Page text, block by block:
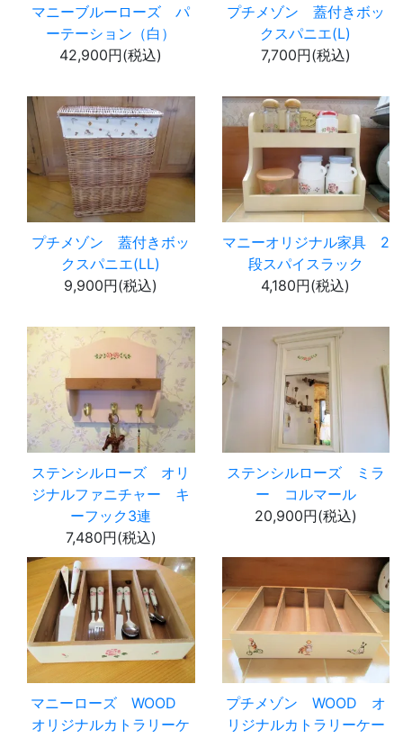
マニーブルーローズ パ
ーテーション（白）
42,900円(税込)
プチメゾン 蓋付きボッ
クスパニエ(L)
7,700円(税込)
プチメゾン 蓋付きボッ
クスパニエ(LL)
9,900円(税込)
マニーオリジナル家具 2
段スパイスラック
4,180円(税込)
ステンシルローズ オリ
ジナルファニチャー キ
ーフック3連
7,480円(税込)
ステンシルローズ ミラ
ー コルマール
20,900円(税込)
マニーローズ WOOD
オリジナルカトラリーケ
プチメゾン WOOD オ
リジナルカトラリーケー